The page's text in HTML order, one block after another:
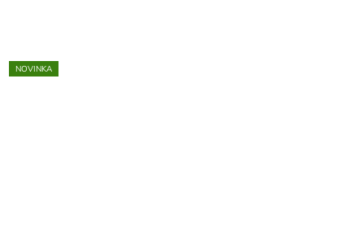
NOVINKA